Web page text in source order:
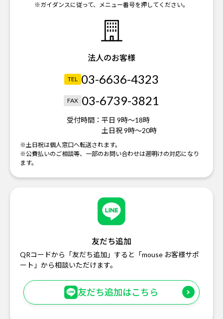
※ガイダンスに従って、メニュー番号を押してください。
法人のお客様
TEL 03-6636-4323
FAX 03-6739-3821
受付時間： 平日 9時～18時
土日祝 9時～20時
※土日祝は個人窓口へ転送されます。
※公費払いのご相談等、一部のお問い合わせは週明けの対応になり
ます。
友だち追加
QRコードから「友だち追加」すると「mouse お客様サポ
ート」から相談いただけます。
友だち追加はこちら